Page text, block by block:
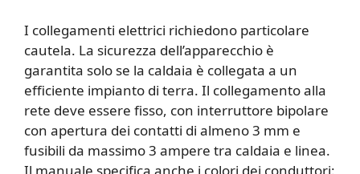
I collegamenti elettrici richiedono particolare
cautela. La sicurezza dell’apparecchio è
garantita solo se la caldaia è collegata a un
efficiente impianto di terra. Il collegamento alla
rete deve essere fisso, con interruttore bipolare
con apertura dei contatti di almeno 3 mm e
fusibili da massimo 3 ampere tra caldaia e linea.
Il manuale specifica anche i colori dei conduttori: